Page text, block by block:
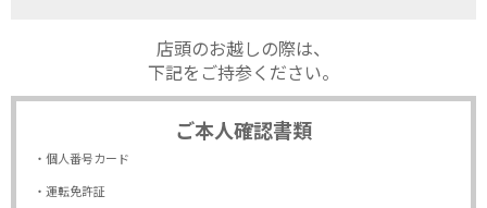
店頭のお越しの際は、
下記をご持参ください。
ご本人確認書類
・個人番号カード
・運転免許証